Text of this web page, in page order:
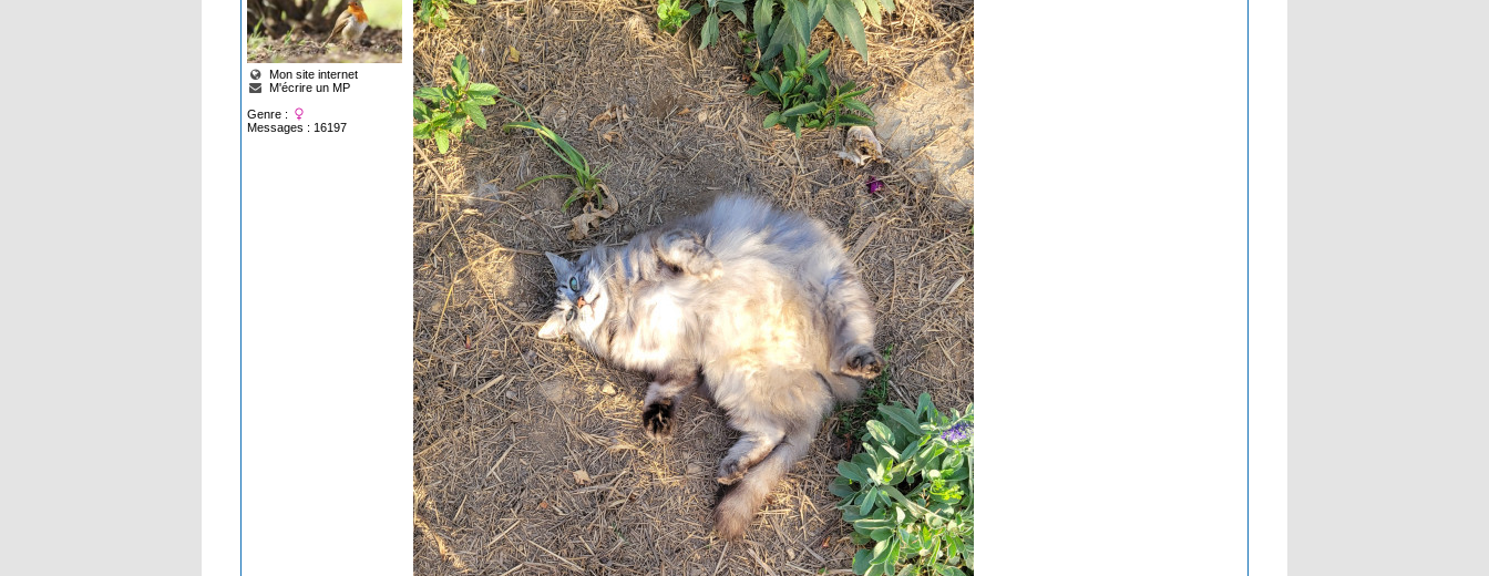
Mon site internet
M'écrire un MP
Genre :
Messages : 16197